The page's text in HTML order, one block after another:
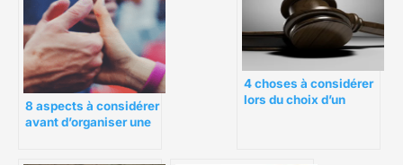
8 aspects à considérer
avant d’organiser une
4 choses à considérer
lors du choix d’un